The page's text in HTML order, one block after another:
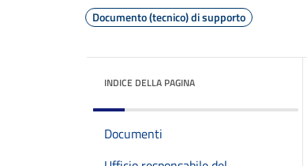
Documento (tecnico) di supporto
INDICE DELLA PAGINA
Documenti